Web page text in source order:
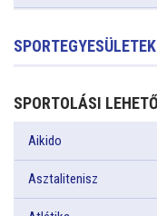
SPORTOLÁSI
Aikido
Asztalitenisz